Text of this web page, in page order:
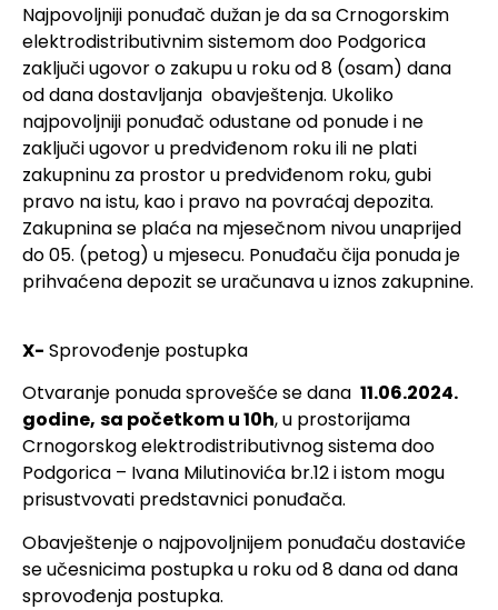
Najpovoljniji ponuđač dužan je da sa Crnogorskim
elektrodistributivnim sistemom doo Podgorica
zaključi ugovor o zakupu u roku od 8 (osam) dana
od dana dostavljanja obavještenja. Ukoliko
najpovoljniji ponuđač odustane od ponude i ne
zaključi ugovor u predviđenom roku ili ne plati
zakupninu za prostor u predviđenom roku, gubi
pravo na istu, kao i pravo na povraćaj depozita.
Zakupnina se plaća na mjesečnom nivou unaprijed
do 05. (petog) u mjesecu. Ponuđaču čija ponuda je
prihvaćena depozit se uračunava u iznos zakupnine.
X- Sprovođenje postupka
Otvaranje ponuda sprovešće se dana 11.06.2024.
godine, sa početkom u 10h, u prostorijama
Crnogorskog elektrodistributivnog sistema doo
Podgorica – Ivana Milutinovića br.12 i istom mogu
prisustvovati predstavnici ponuđača.
Obavještenje o najpovoljnijem ponuđaču dostaviće
se učesnicima postupka u roku od 8 dana od dana
sprovođenja postupka.